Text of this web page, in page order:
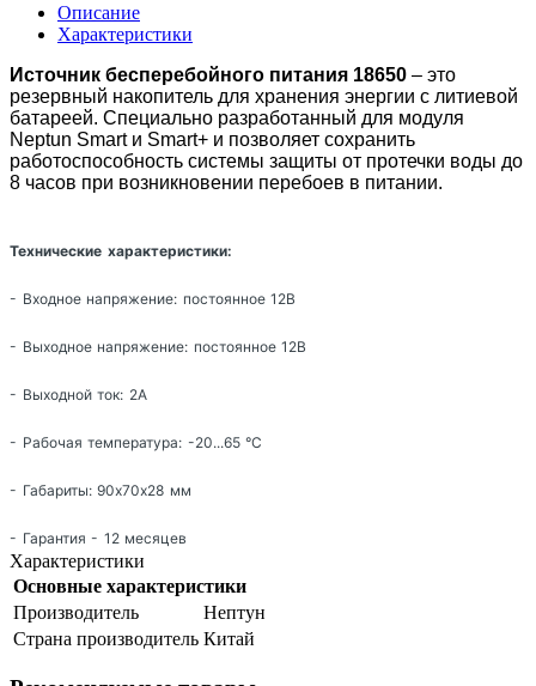
Описание
Характеристики
Источник бесперебойного питания 18650 – это
резервный накопитель для хранения энергии с литиевой
батареей. Специально разработанный для модуля
Neptun Smart и Smart+ и позволяет сохранить
работоспособность системы защиты от протечки воды до
8 часов при возникновении перебоев в питании.
Технические характеристики:
- Входное напряжение: постоянное 12В
- Выходное напряжение: постоянное 12В
- Выходной ток: 2А
- Рабочая температура: -20...65 °С
- Габариты: 90х70х28 мм
- Гарантия - 12 месяцев
Характеристики
Основные характеристики
Производитель
Нептун
Страна производитель Китай